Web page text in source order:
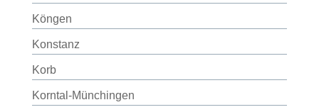
Köngen
Konstanz
Korb
Korntal-Münchingen